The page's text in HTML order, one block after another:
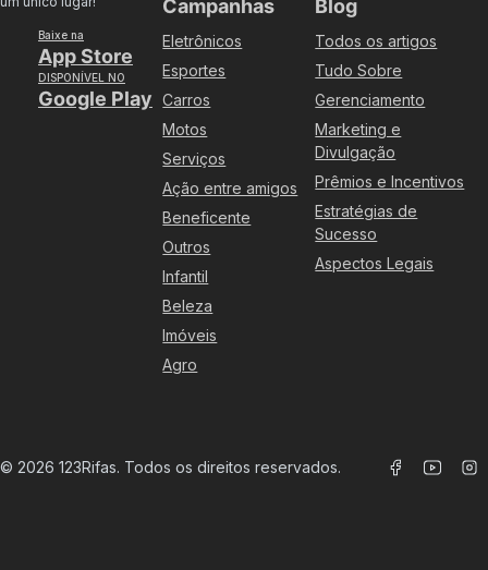
Baixe na
App Store
DISPONÍVEL NO
Google Play
Campanhas
Eletrônicos
Esportes
Carros
Motos
Serviços
Ação entre amigos
Beneficente
Outros
Infantil
Beleza
Imóveis
Agro
Blog
Todos os artigos
Tudo Sobre
Gerenciamento
Marketing e
Divulgação
Prêmios e Incentivos
Estratégias de
Sucesso
Aspectos Legais
© 2026 123Rifas. Todos os direitos reservados.